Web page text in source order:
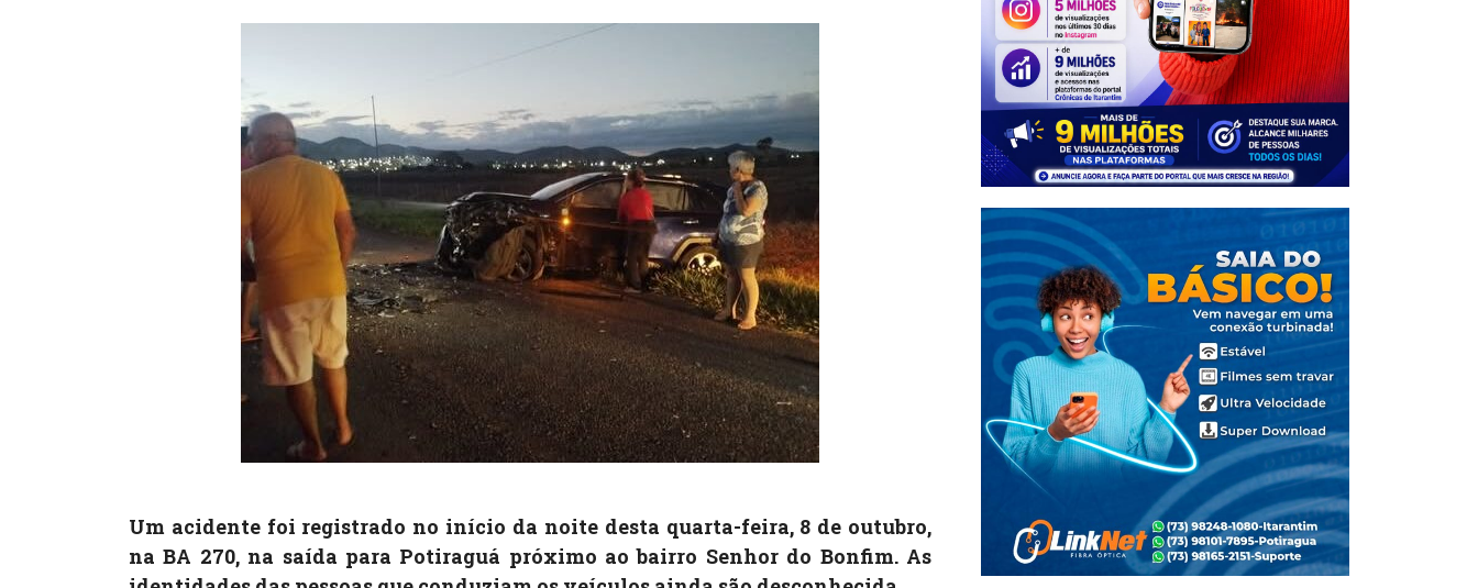
Um acidente foi registrado no início da noite desta quarta-feira, 8 de outubro,
na BA 270, na saída para Potiraguá próximo ao bairro Senhor do Bonfim. As